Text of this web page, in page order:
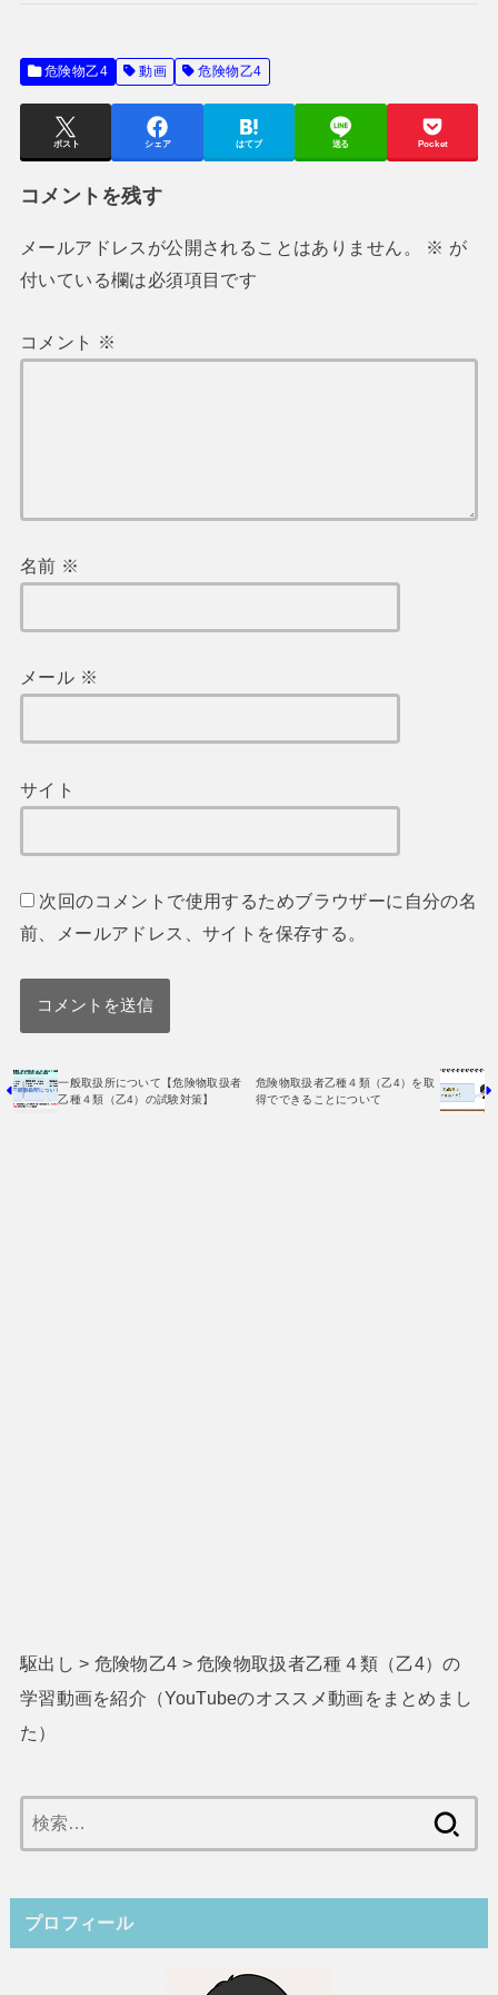
危険物乙4 動画 危険物乙4
ポスト シェア はてブ 送る Pocket
コメントを残す
メールアドレスが公開されることはありません。 ※ が
付いている欄は必須項目です
コメント ※
名前 ※
メール ※
サイト
次回のコメントで使用するためブラウザーに自分の名
前、メールアドレス、サイトを保存する。
一般取扱所について【危険物取扱者
乙種４類（乙4）の試験対策】
危険物取扱者乙種４類（乙4）を取
得でできることについて
駆出し > 危険物乙4 >危険物取扱者乙種４類（乙4）の
学習動画を紹介（YouTubeのオススメ動画をまとめまし
た）
索:
プロフィール